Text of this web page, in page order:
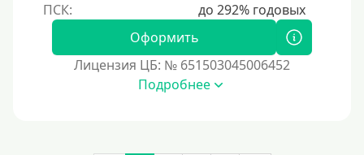
На Юмани (ЮMoney)
Без привязки карты
Пополнение Киви-кошелька
Оформить
Лицензия ЦБ: № 651503045006452
Подробнее